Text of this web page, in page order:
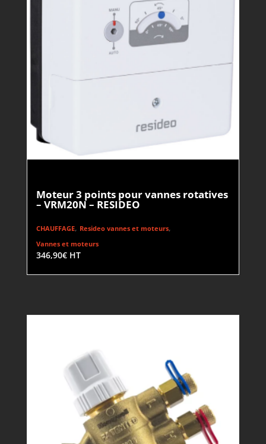
Moteur 3 points pour vannes rotatives
– VRM20N – RESIDEO
CHAUFFAGE, Resideo vannes et moteurs,
Vannes et moteurs
346,90€ HT